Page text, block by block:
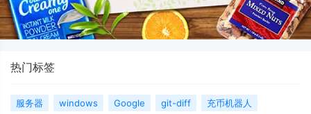
热门标签
服务器 windows Google git-diff
充币机器人